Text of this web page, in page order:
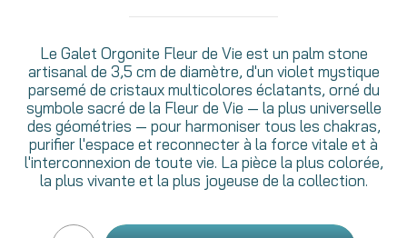
Le Galet Orgonite Fleur de Vie est un palm stone
artisanal de 3,5 cm de diamètre, d'un violet mystique
parsemé de cristaux multicolores éclatants, orné du
symbole sacré de la Fleur de Vie — la plus universelle
des géométries — pour harmoniser tous les chakras,
purifier l'espace et reconnecter à la force vitale et à
l'interconnexion de toute vie. La pièce la plus colorée,
la plus vivante et la plus joyeuse de la collection.